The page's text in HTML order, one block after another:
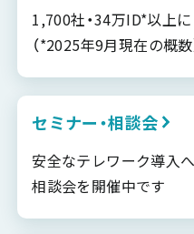
1,700社・34万ID*以上
（*2025年9月現在の概数
セミナー・相談会
安全なテレワーク導入
相談会を開催中です